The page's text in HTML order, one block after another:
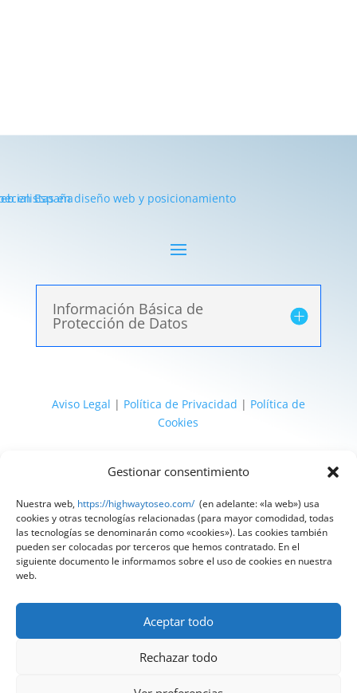
Gestionar consentimiento
Nuestra web, https://highwaytoseo.com/ (en adelante: «la web») usa
cookies y otras tecnologías relacionadas (para mayor comodidad, todas
las tecnologías se denominarán como «cookies»). Las cookies también
pueden ser colocadas por terceros que hemos contratado. En el
siguiente documento le informamos sobre el uso de cookies en nuestra
web.
Aceptar todo
Rechazar todo
Información Básica de
Protección de Datos
Aviso Legal | Política de Privacidad | Política de
Cookies
@ 2025 Diseñado por HighWay To Seo
Compliance«Tu Compliance de confianza»